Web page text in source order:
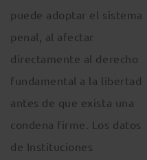
puede adoptar el sistema
penal, al afectar
directamente al derecho
fundamental a la libertad
antes de que exista una
condena firme. Los datos
de Instituciones